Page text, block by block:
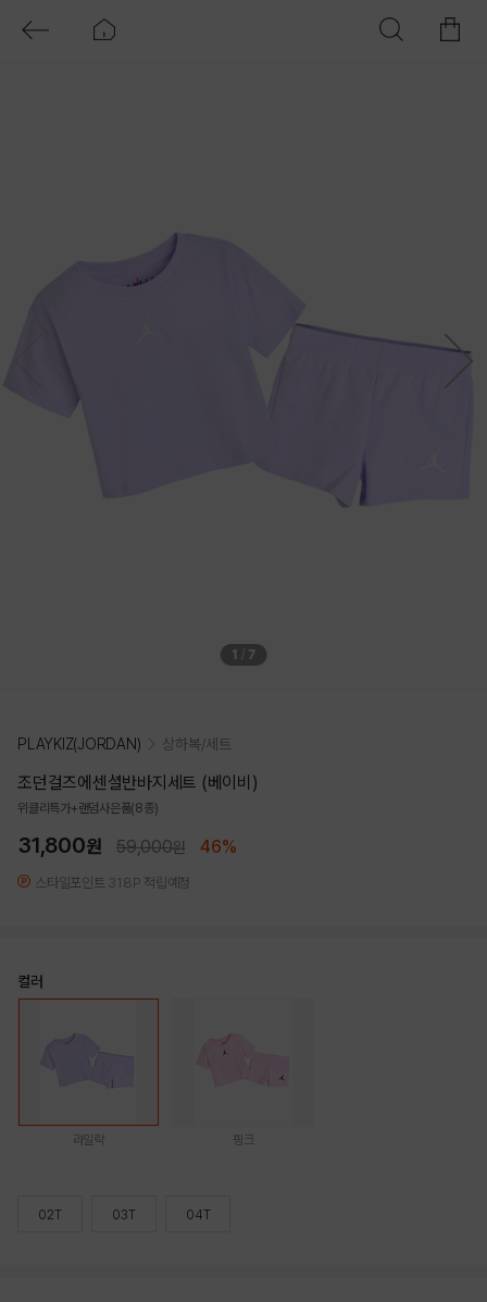
1 7
PLAYKIZ(JORDAN) 상하복/세트
조던걸즈에센셜반바지세트 (베이비)
위클리특가+랜덤사은품(8종)
31,800원 59,000원 46%
스타일포인트 318P 적립예정
컬러
라일락 핑크
02T 03T 04T